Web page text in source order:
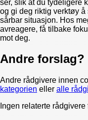
ser, slik at du tydeligere
og gi deg riktig verktøy
sårbar situasjon. Hos
avreagere, få tilbake
mot deg.
Andre forslag?
Andre rådgivere innen
kategorien eller alle
Ingen relaterte rådgivere